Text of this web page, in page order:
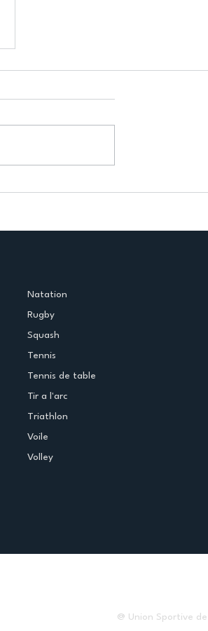
Natation
Rugby
Squash
Tennis
Tennis de table
Tir a l'arc
Triathlon
Voile
Volley
@ Union Sportive